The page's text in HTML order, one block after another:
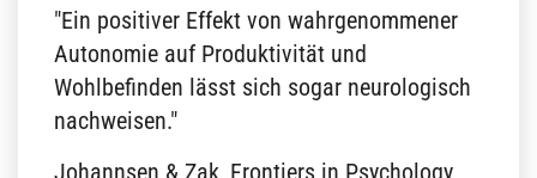
"Ein positiver Effekt von wahrgenommener
Autonomie auf Produktivität und
Wohlbefinden lässt sich sogar neurologisch
nachweisen."
Johannsen & Zak, Frontiers in Psychology,